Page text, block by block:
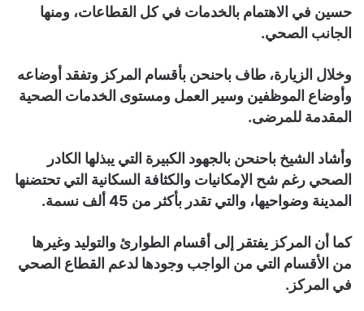
حسين في الاهتمام بالخدمات في كل القطاعات، ومنها
الجانب الصحي.
وخلال الزيارة، طاف باحنحن بأقسام المركز وتفقد أوضاعه
وأوضاع الموظفين وسير العمل ومستوى الخدمات الصحية
المقدمة للمرضى.
وأشاد الشيخ باحنحن بالجهود الكبيرة التي يبذلها الكادر
الصحي رغم شح الإمكانيات والكثافة السكانية التي تحتضنها
المدينة وضواحيها، والتي تقدر بأكثر من 45 ألف نسمة.
كما أن المركز يفتقر إلى أقسام الطوارئ والتوليد وغيرها
من الأقسام التي من الواجب وجودها لدعم القطاع الصحي
في المركز.